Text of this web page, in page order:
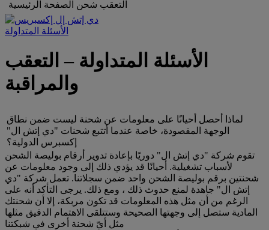
الصفحة الرئيسية شحن التعقب
الأسئلة المتداولة
الأسئلة المتداولة – التعقب
والمراقبة
لماذا أحصل أحيانًا على معلومات عن شحنة ليست ضمن نطاق
الوجهة المقصودة، خاصة عندما أتتبع شحنات "دي إتش ال"
إكسبرس الدولية؟
تقوم شركة "دي إتش ال" دوريًا بإعادة تدوير أرقام بوليصة الشحن
لأسباب تشغيلية. أحيانًا قد يؤدي ذلك إلى وجود معلومات عن
شحنتين برقم بوليصة الشحن واحد ضمن سجلاتنا. تعمل شركة "دي
إتش ال" جاهدة لمنع حدوث ذلك ، ومع ذلك. يرجى التأكد أنه على
الرغم من أن مثل هذه المعلومات قد تكون مربكة، إلا أن شحنتك
المادية ستصل إلى وجهتها الصحيحة وستتلقى الاهتمام الدقيق مثلها
مثل أيّ شحنة أخرى في شبكتنا